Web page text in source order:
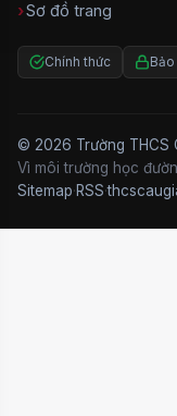
Sơ đồ trang
Chính thức
© 2026 Trường THCS
Vì môi trường học
Sitemap·RSS·